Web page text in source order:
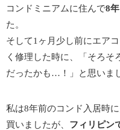
コンドミニアムに住んで8年
た。
そして1ヶ月少し前にエア
く修理した時に、「そろそ
だったかも…！」と思いま
私は8年前のコンド入居時
買いましたが、 フィリピン